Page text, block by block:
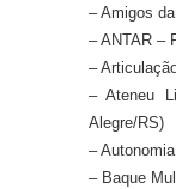
– Amigos
– ANTAR –
–
– Ateneu
Alegre/RS)
–
– Baque